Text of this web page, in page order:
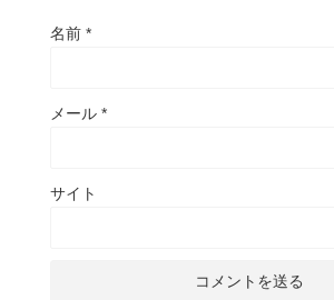
名前 *
メール *
サイト